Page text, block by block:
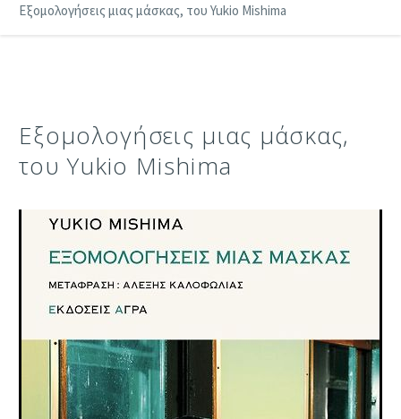
Εξομολογήσεις μιας μάσκας, του Yukio Mishima
Εξομολογήσεις μιας μάσκας,
του Yukio Mishima